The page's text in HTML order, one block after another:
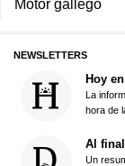
Motor gallego
NEWSLETTERS
Hoy
La
hora de
Al
Un